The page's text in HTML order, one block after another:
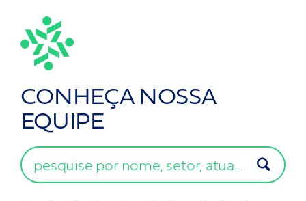
CONHEÇA NOSSA
EQUIPE
pesquise por nome, setor, atuação ou posição